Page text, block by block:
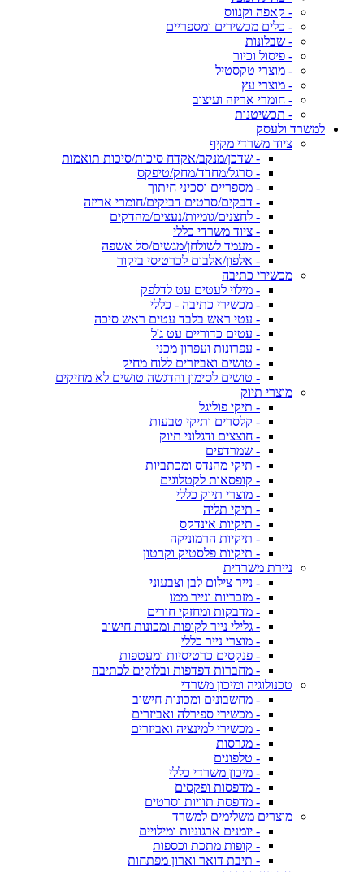
- קאפה וקנווס
- כלים מכשירים ומספריים
- שבלונות
- פיסול וכיור
- מוצרי טקסטיל
- מוצרי עץ
- חומרי אריזה ועיצוב
- תכשיטנות
למשרד ולעסק
ציוד משרדי מקיף
- שדכן/מנקב/אקדח סיכות/סיכות תואמות
- סרגל/מחדד/מחק/טיפקס
- מספריים וסכיני חיתוך
- דבקים/סרטים דביקים/חומרי אריזה
- לחצנים/גומיות/נעצים/מהדקים
- ציוד משרדי כללי
- מעמד לשולחן/מגשים/סל אשפה
- אלפון/אלבום לכרטיסי ביקור
מכשירי כתיבה
- מילוי לעטים עט לדלפק
- מכשירי כתיבה - כללי
- עטי ראש בלבד עטים ראש סיכה
- עטים כדוריים עט ג'ל
- עפרונות ועפרון מכני
- טושים ואביזרים ללוח מחיק
- טושים לסימון והדגשה טושים לא מחיקים
מוצרי תיוק
- תיקי פוליגל
- קלסרים ותיקי טבעות
- חוצצים ודגלוני תיוק
- שמרדפים
- תיקי מהנדס ומכתביות
- קופסאות לקטלוגים
- מוצרי תיוק כללי
- תיקי תליה
- תיקיות אינדקס
- תיקיות הרמוניקה
- תיקיות פלסטיק וקרטון
ניירת משרדית
- נייר צילום לבן וצבעוני
- מזכריות ונייר ממו
- מדבקות ומחזקי חורים
- גלילי נייר לקופות ומכונות חישוב
- מוצרי נייר כללי
- פנקסים כרטיסיות ומעטפות
- מחברות דפדפות ובלוקים לכתיבה
טכנולוגיה ומיכון משרדי
- מחשבונים ומכונות חישוב
- מכשירי ספירלה ואביזרים
- מכשירי למינציה ואביזרים
- מגרסות
- טלפונים
- מיכון משרדי כללי
- מדפסות ופקסים
- מדפסת תוויות וסרטים
מוצרים משלימים למשרד
- יומנים ארגוניות ומילויים
- קופות מתכת וכספות
- תיבת דואר וארון מפתחות